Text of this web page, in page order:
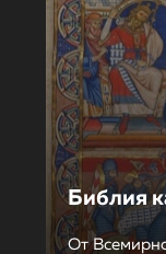
Библия
От